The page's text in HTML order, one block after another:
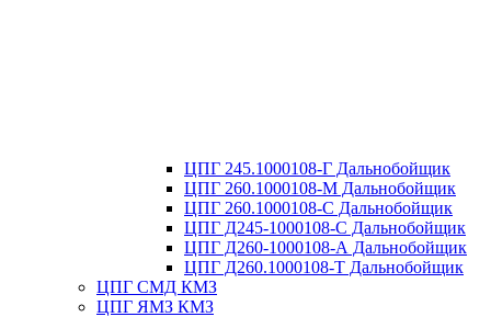
ЦПГ 245.1000108-Г Дальнобойщик
ЦПГ 260.1000108-М Дальнобойщик
ЦПГ 260.1000108-С Дальнобойщик
ЦПГ Д245-1000108-С Дальнобойщик
ЦПГ Д260-1000108-А Дальнобойщик
ЦПГ Д260.1000108-Т Дальнобойщик
ЦПГ СМД КМЗ
ЦПГ ЯМЗ КМЗ